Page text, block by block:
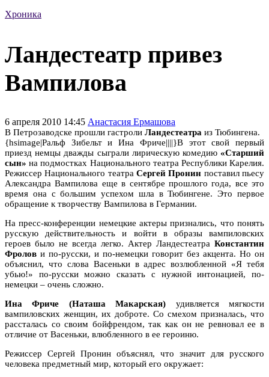
Хроника
Ландестеатр привез
Вампилова
6 апреля 2010 14:45 Анастасия Ермашова
В Петрозаводске прошли гастроли Ландестеатра из Тюбингена.
{hsimage|Ральф Зибельт и Ина Фриче||||}В этот свой первый
приезд немцы дважды сыграли лирическую комедию «Старший
сын» на подмостках Национального театра Республики Карелия.
Режиссер Национального театра Сергей Пронин поставил пьесу
Александра Вампилова еще в сентябре прошлого года, все это
время она с большим успехом шла в Тюбингене. Это первое
обращение к творчеству Вампилова в Германии.
На пресс-конференции немецкие актеры признались, что понять
русскую действительность и войти в образы вампиловских
героев было не всегда легко. Актер Ландестеатра Константин
Фролов и по-русски, и по-немецки говорит без акцента. Но он
объяснил, что слова Васеньки в адрес возлюбленной «Я тебя
убью!» по-русски можно сказать с нужной интонацией, по-
немецки – очень сложно.
Ина Фриче (Наташа Макарская) удивляется мягкости
вампиловских женщин, их доброте. Со смехом призналась, что
рассталась со своим бойфрендом, так как он не ревновал ее в
отличие от Васеньки, влюбленного в ее героиню.
Режиссер Сергей Пронин объяснял, что значит для русского
человека предметный мир, который его окружает: